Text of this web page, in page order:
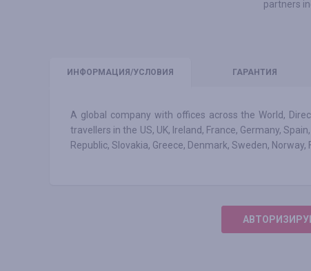
partners
ИНФО РМАЦИЯ/УСЛОВИЯ ГАРАНТИЯ
A global company with offices across the World,
travellers in the US, UK, Ireland, France, Germany,
Republic, Slovakia, Greece, Denmark, Sweden,